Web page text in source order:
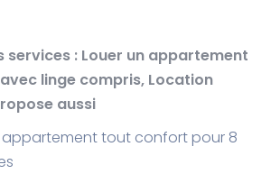
services : Louer un appartement
linge compris, Location
aussi
appartement tout confort pour 8